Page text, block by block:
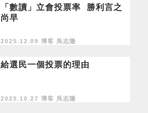
「數讀」立會投票率 勝利言之
尚早
2025.12.09 博客 吳志隆
給選民一個投票的理由
2025.10.27 博客 吳志隆